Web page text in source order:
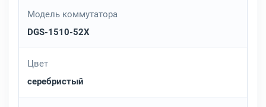
Модель коммутатора
DGS-1510-52X
Цвет
серебристый